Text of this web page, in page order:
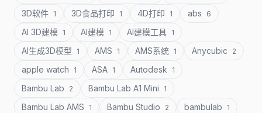
3D软件 1 3D食品打印 1 4D打印 1 abs 6
AI 3D建模 1 AI建模 1 AI建模工具 1
AI生成3D模型 1 AMS 1 AMS系统 1 Anycubic 2
apple watch 1 ASA 1 Autodesk 1
Bambu Lab 2 Bambu Lab A1 Mini 1
Bambu Lab AMS 1 Bambu Studio 2 bambulab 1